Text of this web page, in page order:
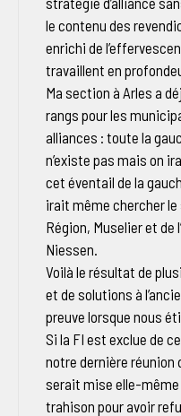
le contenu des
enrichi de
travaillent en
Ma section à Arles a
rangs pour les
alliances : toute la
n’existe pas mais on
cet éventail de la
irait même chercher
Région, Muselier et de
Niessen.
Voilà le résultat de
et de solutions à
preuve lorsque nous
Si la FI est exclue de
notre dernière réunion
serait mise elle-même
trahison pour avoir